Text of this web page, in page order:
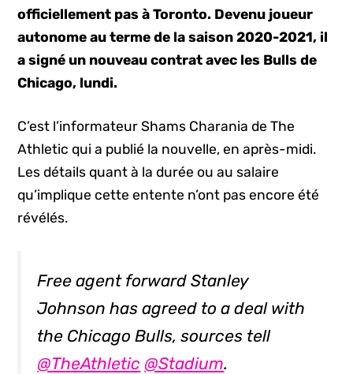
officiellement pas à Toronto. Devenu joueur
autonome au terme de la saison 2020-2021, il
a signé un nouveau contrat avec les Bulls de
Chicago, lundi.
C’est l’informateur Shams Charania de The
Athletic qui a publié la nouvelle, en après-midi.
Les détails quant à la durée ou au salaire
qu’implique cette entente n’ont pas encore été
révélés.
Free agent forward Stanley
Johnson has agreed to a deal with
the Chicago Bulls, sources tell
@TheAthletic @Stadium.